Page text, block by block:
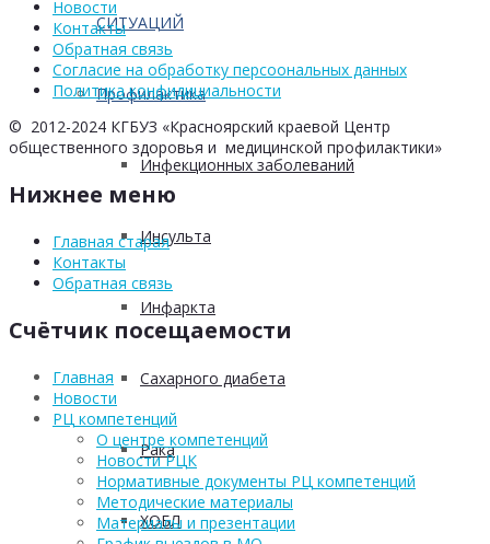
СИТУАЦИЙ
Профилактика
Инфекционных заболеваний
Инсульта
Инфаркта
Сахарного диабета
Рака
ХОБЛ
Новости
Контакты
Обратная связь
Согласие на обработку персоональных данных
Политика конфидициальности
© 2012-2024 КГБУЗ «Красноярский краевой Центр
общественного здоровья и медицинской профилактики»
Нижнее меню
Главная старая
Контакты
Обратная связь
Счётчик посещаемости
Главная
Новости
РЦ компетенций
О центре компетенций
Новости РЦК
Нормативные документы РЦ компетенций
Методические материалы
Материалы и презентации